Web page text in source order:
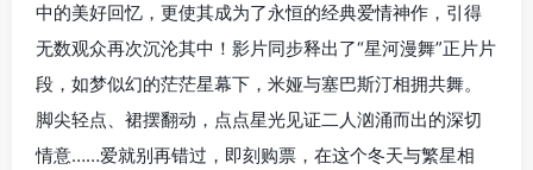
中的美好回忆，更使其成为了永恒的经典爱情神作，引得
无数观众再次沉沦其中！影片同步释出了“星河漫舞”正片片
段，如梦似幻的茫茫星幕下，米娅与塞巴斯汀相拥共舞。
脚尖轻点、裙摆翻动，点点星光见证二人汹涌而出的深切
情意……爱就别再错过，即刻购票，在这个冬天与繁星相